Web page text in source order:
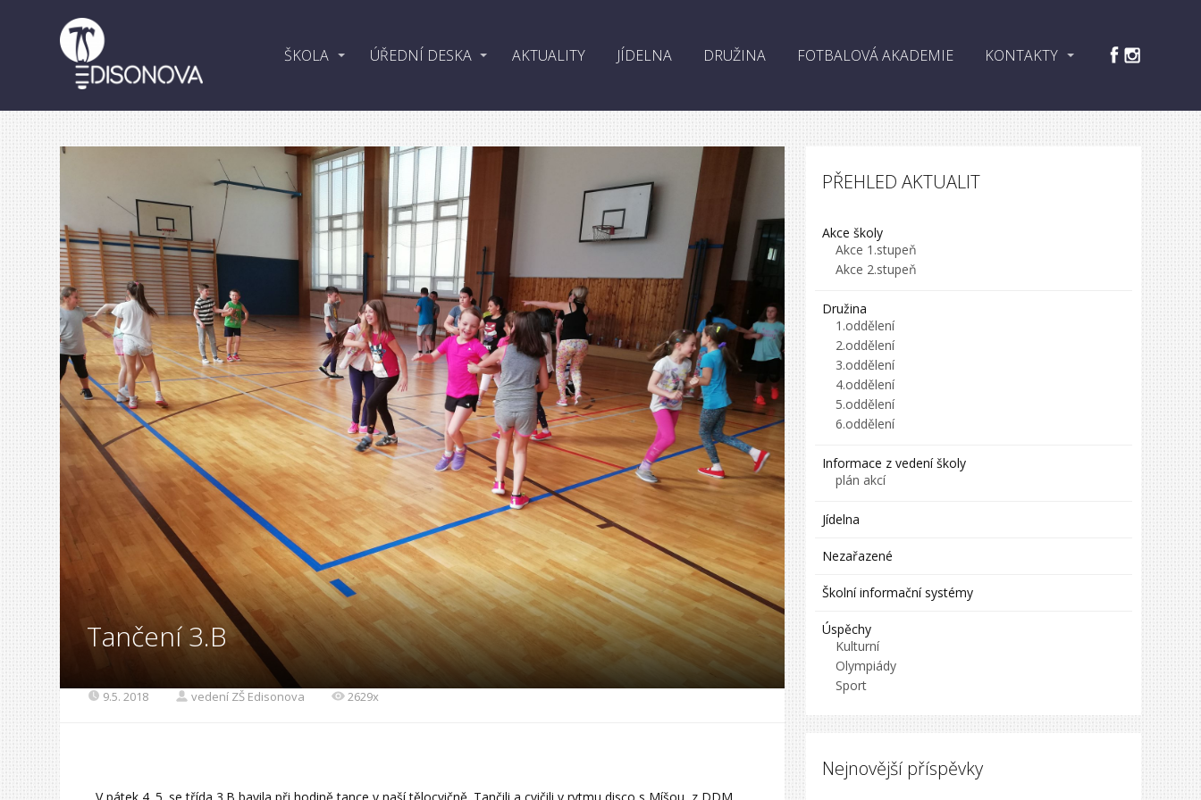
ŠKOLA ÚŘEDNÍ DESKA AKTUALITY JÍDELNA DRUŽINA FOTBALOVÁ AKADEMIE KONTAKTY
Tančení 3.B
9.5. 2018 vedení ZŠ Edisonova 2629x
PŘEHLED AKTUALIT
Akce školy
Akce 1.stupeň
Akce 2.stupeň
Družina
1.oddělení
2.oddělení
3.oddělení
4.oddělení
5.oddělení
6.oddělení
Informace z vedení školy
plán akcí
Jídelna
Nezařazené
Školní informační systémy
Úspěchy
Kulturní
Olympiády
Sport
Nejnovější příspěvky